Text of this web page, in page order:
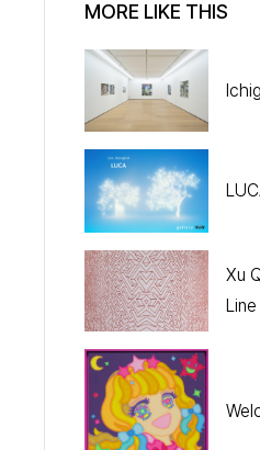
MORE LIKE THIS
Xu
Line